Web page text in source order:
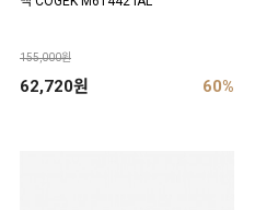
155,000원
62,720원 60%